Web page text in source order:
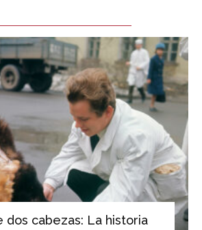
dos cabezas: La historia